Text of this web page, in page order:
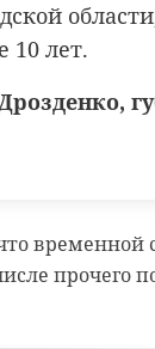
10 лет.
временной
прочего